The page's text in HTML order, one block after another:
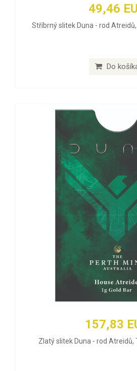
49,46
Stříbrný slitek Duna - rod
Do
157,83
Zlatý slitek Duna - rod Atreidů,